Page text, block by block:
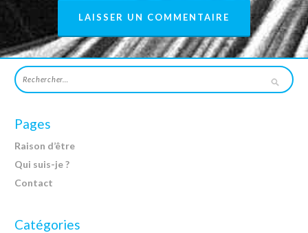
Pages
Raison d’être
Qui suis-je ?
Contact
Catégories